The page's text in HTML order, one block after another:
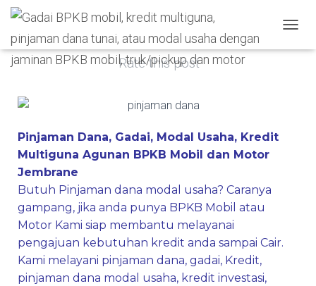
October 19, 2021
Rate this post
Pinjaman Dana, Gadai, Modal Usaha, Kredit
Multiguna Agunan BPKB Mobil dan Motor
Jembrane
Butuh Pinjaman dana modal usaha? Caranya
gampang, jika anda punya BPKB Mobil atau
Motor Kami siap membantu melayanai
pengajuan kebutuhan kredit anda sampai Cair.
Kami melayani pinjaman dana, gadai, Kredit,
pinjaman dana modal usaha, kredit investasi,